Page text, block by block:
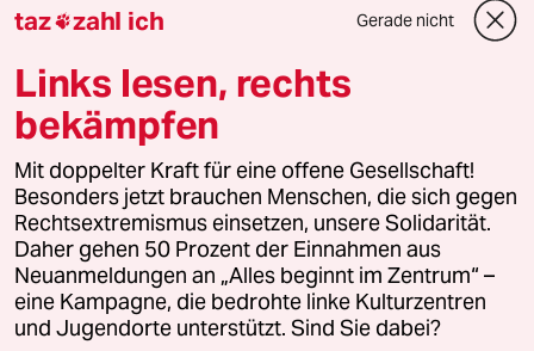
Stellen
Presse
Unterstützen
abo
taz zahl ich Gerade nicht
Links lesen, rechts
bekämpfen
Mit doppelter Kraft für eine offene Gesellschaft!
Besonders jetzt brauchen Menschen, die sich gegen
Rechtsextremismus einsetzen, unsere Solidarität.
Daher gehen 50 Prozent der Einnahmen aus
Neuanmeldungen an „Alles beginnt im Zentrum“ –
eine Kampagne, die bedrohte linke Kulturzentren
und Jugendorte unterstützt. Sind Sie dabei?